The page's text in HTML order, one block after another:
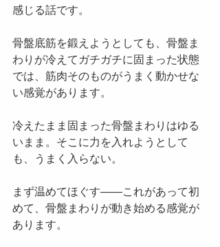
感じる話です。
骨盤底筋を鍛えようとしても、骨盤ま
わりが冷えてガチガチに固まった状態
では、筋肉そのものがうまく動かせな
い感覚があります。
冷えたまま固まった骨盤まわりはゆる
いまま。そこに力を入れようとして
も、うまく入らない。
まず温めてほぐす——これがあって初
めて、骨盤まわりが動き始める感覚が
あります。